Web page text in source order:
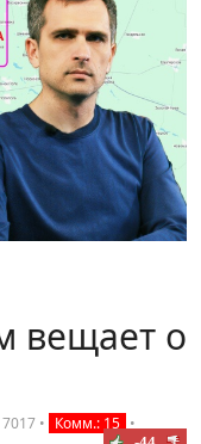
вещает о
• Комм.: 15 •